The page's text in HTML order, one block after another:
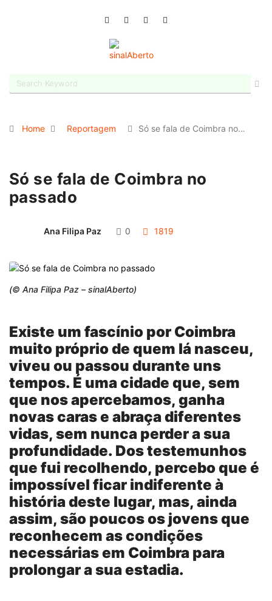
Home Reportagem Só se fala de Coimbra no…
Só se fala de Coimbra no
passado
Ana Filipa Paz 0 1819
(© Ana Filipa Paz – sinalAberto)
Existe um fascínio por Coimbra
muito próprio de quem lá nasceu,
viveu ou passou durante uns
tempos. É uma cidade que, sem
que nos apercebamos, ganha
novas caras e abraça diferentes
vidas, sem nunca perder a sua
profundidade. Dos testemunhos
que fui recolhendo, percebo que é
impossível ficar indiferente à
história deste lugar, mas, ainda
assim, são poucos os jovens que
reconhecem as condições
necessárias em Coimbra para
prolongar a sua estadia.